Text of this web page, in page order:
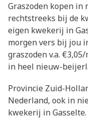
Graszoden kopen in
rechtstreeks bij de
eigen kwekerij in
morgen vers bij jou
graszoden v.a.
in heel nieuw-
Provincie Zuid-
Nederland, ook in
kwekerij in Gasselte.